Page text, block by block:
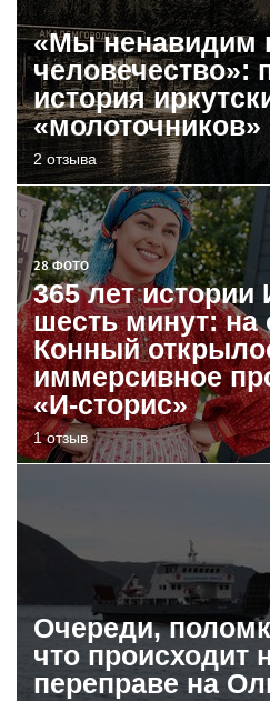
«Мы ненавидим
человечество»:
история
«молоточников»
2 отзыва
28 ФОТО
365 лет истории
шесть минут: на
Конный
иммерсивное
«И-сторис»
1 отзыв
Очереди,
что происходит
переправе на